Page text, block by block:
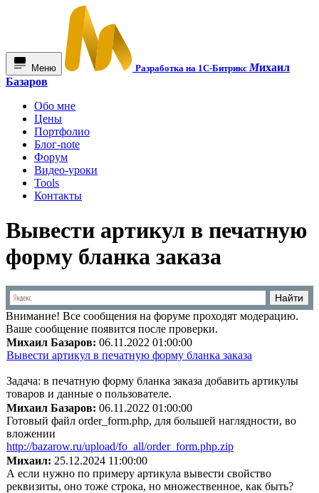
Меню Разработка на 1С-БитриксМихаил
Базаров
Обо мне
Цены
Портфолио
Блог-note
Форум
Видео-уроки
Tools
Контакты
Вывести артикул в печатную
форму бланка заказа
Внимание! Все сообщения на форуме проходят модерацию.
Ваше сообщение появится после проверки.
Михаил Базаров: 06.11.2022 01:00:00
Вывести артикул в печатную форму бланка заказа
Задача: в печатную форму бланка заказа добавить артикулы
товаров и данные о пользователе.
Михаил Базаров: 06.11.2022 01:00:00
Готовый файл order_form.php, для большей наглядности, во
вложении
http://bazarow.ru/upload/fo_all/order_form.php.zip
Михаил: 25.12.2024 11:00:00
А если нужно по примеру артикула вывести свойство
реквизиты, оно тоже строка, но множественное, как быть?